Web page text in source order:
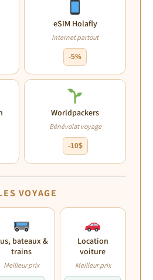
eSIM Holafly
Internet partout
-5%
Worldpackers
Bénévolat voyage
-10$
VOYAGE
bateaux &
trains
Meilleur prix
Location
voiture
Meilleur prix